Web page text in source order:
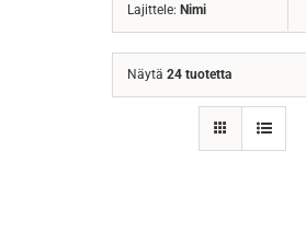
Lajittele: Nimi
Näytä 24 tuotetta